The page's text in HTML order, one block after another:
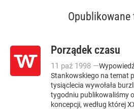
Opublikowane
Porządek czasu
11 paź 1998 —
Stankowskiego na temat
tysiąclecia wywołała
tygodniu publikowaliśmy
koncepcji, według której